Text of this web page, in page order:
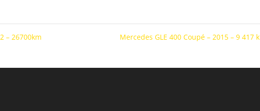
– 26700km Mercedes GLE 400 Coupé – 2015 – 9 417